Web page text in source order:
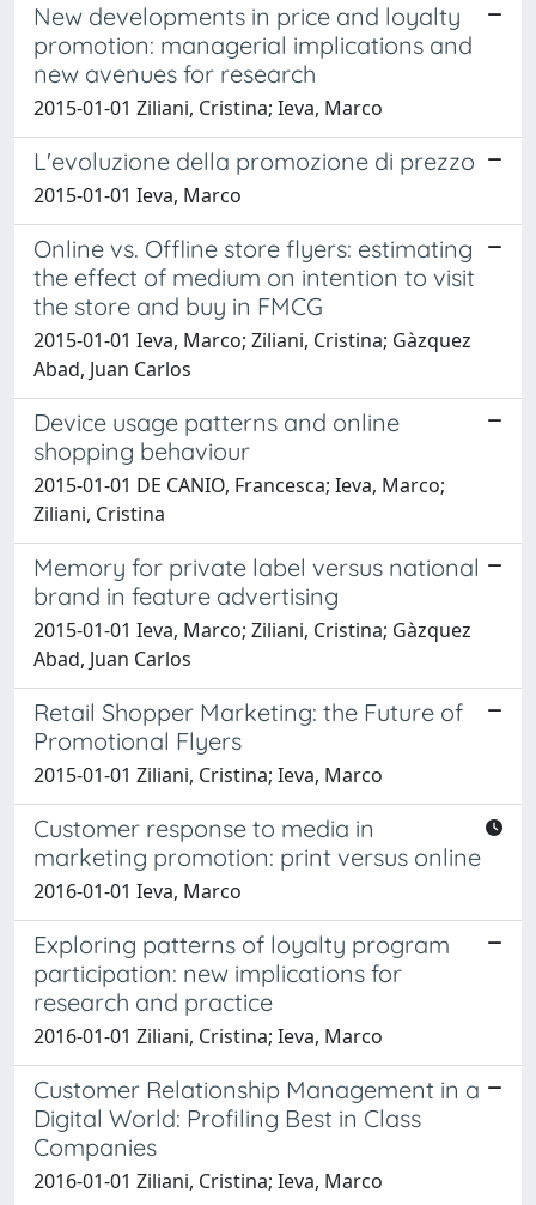
New developments in price and loyalty
promotion: managerial implications and
new avenues for research
2015-01-01 Ziliani, Cristina; Ieva, Marco
L'evoluzione della promozione di prezzo
2015-01-01 Ieva, Marco
Online vs. Offline store flyers: estimating
the effect of medium on intention to visit
the store and buy in FMCG
2015-01-01 Ieva, Marco; Ziliani, Cristina; Gàzquez
Abad, Juan Carlos
Device usage patterns and online
shopping behaviour
2015-01-01 DE CANIO, Francesca; Ieva, Marco;
Ziliani, Cristina
Memory for private label versus national
brand in feature advertising
2015-01-01 Ieva, Marco; Ziliani, Cristina; Gàzquez
Abad, Juan Carlos
Retail Shopper Marketing: the Future of
Promotional Flyers
2015-01-01 Ziliani, Cristina; Ieva, Marco
Customer response to media in
marketing promotion: print versus online
2016-01-01 Ieva, Marco
Exploring patterns of loyalty program
participation: new implications for
research and practice
2016-01-01 Ziliani, Cristina; Ieva, Marco
Customer Relationship Management in a
Digital World: Profiling Best in Class
Companies
2016-01-01 Ziliani, Cristina; Ieva, Marco